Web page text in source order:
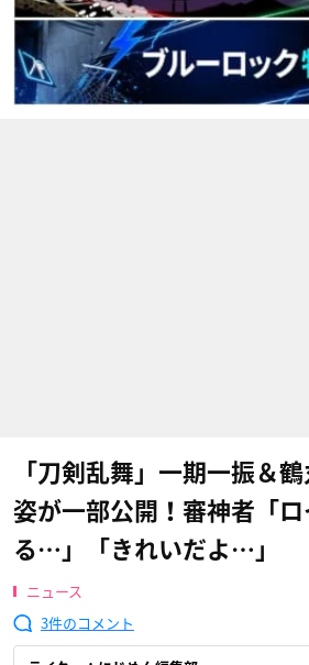
「刀剣乱舞」一期一振＆
姿が一部公開！審神者「
る…」「きれいだよ…」
ニュース
3